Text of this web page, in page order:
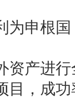
申根
产进
，成